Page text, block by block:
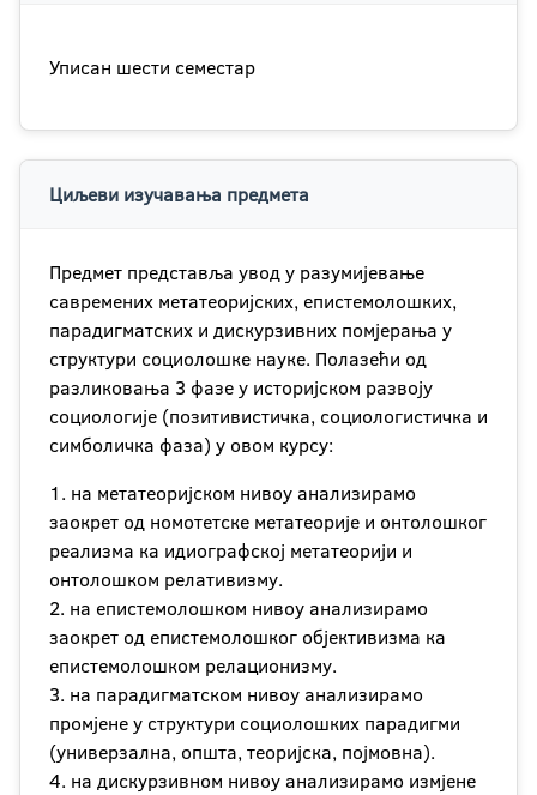
Уписан шести семестар
Циљеви изучавања предмета
Предмет представља увод у разумијевање
савремених метатеоријских, епистемолошких,
парадигматских и дискурзивних помјерања у
структури социолошке науке. Полазећи од
разликовања 3 фазе у историјском развоју
социологије (позитивистичка, социологистичка и
симболичка фаза) у овом курсу:
1. на метатеоријском нивоу анализирамо
заокрет од номотетске метатеорије и онтолошког
реализма ка идиографској метатеорији и
онтолошком релативизму.
2. на епистемолошком нивоу анализирамо
заокрет од епистемолошког објективизма ка
епистемолошком релационизму.
3. на парадигматском нивоу анализирамо
промјене у структури социолошких парадигми
(универзална, општа, теоријска, појмовна).
4. на дискурзивном нивоу анализирамо измјене